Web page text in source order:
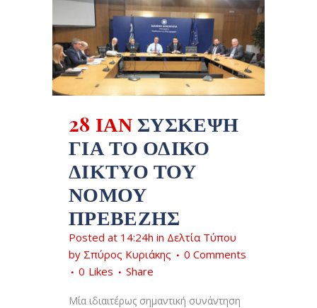
28 ΙΑΝ ΣΎΣΚΕΨΗ
ΓΙΑ ΤΟ ΟΔΙΚΌ
ΔΊΚΤΥΟ ΤΟΥ
ΝΟΜΟΎ
ΠΡΕΒΈΖΗΣ
Posted at 14:24h in Δελτία Τύπου
by Σπύρος Κυριάκης
0 Comments
0 Likes Share
Μία ιδιαιτέρως σημαντική συνάντηση